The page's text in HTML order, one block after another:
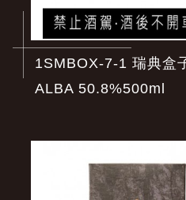
1SMBOX-7-1 瑞典盒
ALBA 50.8%500ml